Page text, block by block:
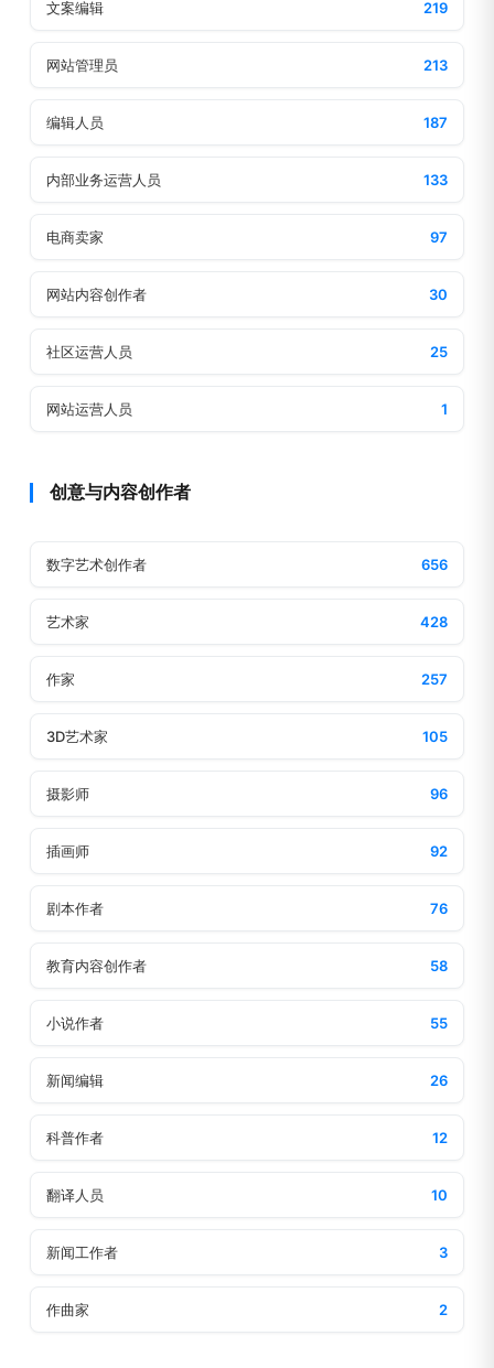
文案编辑 219
网站管理员 213
编辑人员 187
内部业务运营人员 133
电商卖家 97
网站内容创作者 30
社区运营人员 25
网站运营人员 1
创意与内容创作者
数字艺术创作者 656
艺术家 428
作家 257
3D艺术家 105
摄影师 96
插画师 92
剧本作者 76
教育内容创作者 58
小说作者 55
新闻编辑 26
科普作者 12
翻译人员 10
新闻工作者 3
作曲家 2